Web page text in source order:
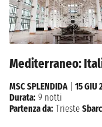
Mediterraneo:
MSC SPLENDIDA| 15 GIU
Durata: 9 notti
Partenza da: Trieste